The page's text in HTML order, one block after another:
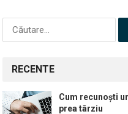
Caută
după:
RECENTE
Cum recunoști
prea târziu